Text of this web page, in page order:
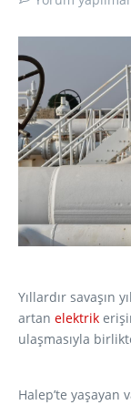
Yıllardır savaşın
artan elektrik
ulaşmasıyla
Halep’te yaşayan